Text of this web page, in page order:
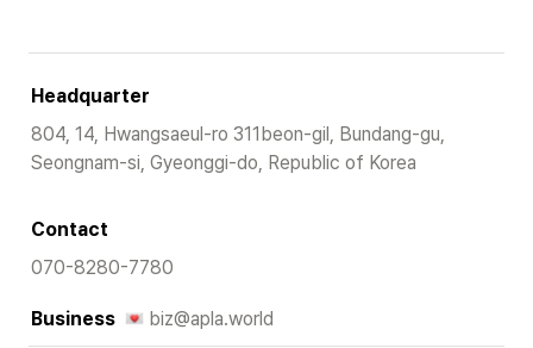
Headquarter
804, 14, Hwangsaeul-ro 311beon-gil, Bundang-gu,
Seongnam-si, Gyeonggi-do, Republic of Korea
Contact
070-8280-7780
Business biz@apla.world